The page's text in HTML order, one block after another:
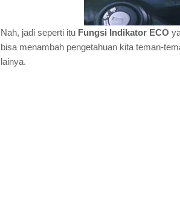
Nah, jadi seperti itu Fungsi Indikator ECO
bisa menambah pengetahuan kita teman-
lainya.